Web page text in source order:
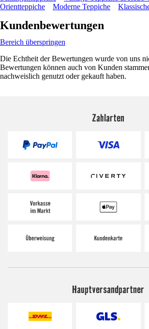
Orientteppiche
Moderne Teppiche
Kundenbewertungen
Bereich überspringen
Die Echtheit der Bewertungen wurde von uns
Bewertungen können auch von Kunden
nachweislich genutzt oder gekauft haben.
Zahlarten
Hauptversandpartner